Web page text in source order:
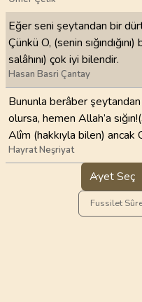
Eğer seni şeytandan bir
Çünkü O, (senin
salâhını) çok iyi bilendir.
Hasan Basri Çantay
Bununla berâber
olursa, hemen Allah’a
Alîm (hakkıyla bilen) ancak
Hayrat Neşriyat
Ayet Seç
Fussilet